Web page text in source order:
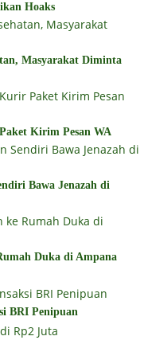
Hoaks
Masyarakat Diminta
Kirim Pesan WA
Bawa Jenazah di
Duka di Ampana
BRI Penipuan